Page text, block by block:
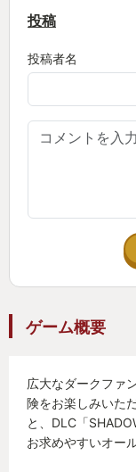
ります！
というね。わか
温存したまま再
からのアワード
商品に限りはご
も、ぜひルーン(
せんか！
と、ここでペー
投稿
投稿者名
ゲーム概要
広大なダークファ
険をお楽しみいた
と、DLC「
お求めやすいオー